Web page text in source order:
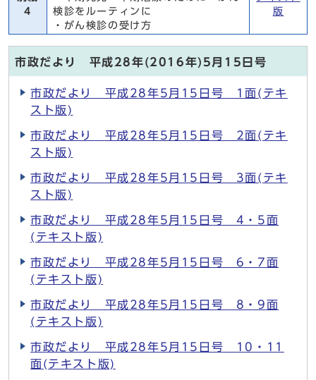
4
検診をルーティンに
・がん検診の受け方
版
市政だより 平成28年(2016年)5月15日号
市政だより 平成28年5月15日号 1面(テキ
スト版)
市政だより 平成28年5月15日号 2面(テキ
スト版)
市政だより 平成28年5月15日号 3面(テキ
スト版)
市政だより 平成28年5月15日号 4・5面
(テキスト版)
市政だより 平成28年5月15日号 6・7面
(テキスト版)
市政だより 平成28年5月15日号 8・9面
(テキスト版)
市政だより 平成28年5月15日号 10・11
面(テキスト版)